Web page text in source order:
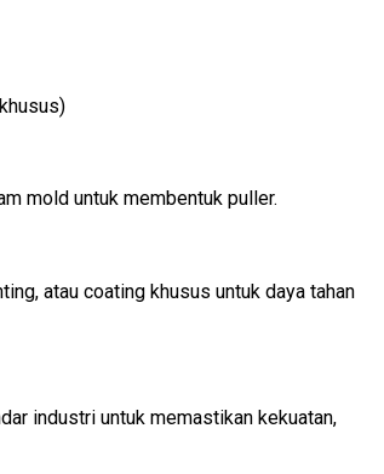
mold untuk membentuk puller.
atau coating khusus untuk daya tahan
industri untuk memastikan kekuatan,